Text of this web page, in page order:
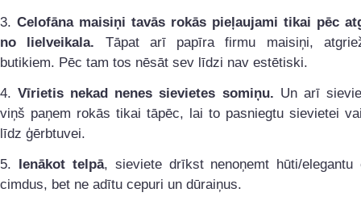
3. Celofāna maisiņi tavās rokās pieļaujami tikai pēc
no lielveikala. Tāpat arī papīra firmu maisiņi,
butikiem. Pēc tam tos nēsāt sev līdzi nav estētiski.
4.Vīrietis nekad nenes sievietes somiņu. Un arī
viņš paņem rokās tikai tāpēc, lai to pasniegtu sievietei
līdz ģērbtuvei.
5. Ienākot telpā, sieviete drīkst nenoņemt hūti/elegantu
cimdus, bet ne adītu cepuri un dūraiņus.